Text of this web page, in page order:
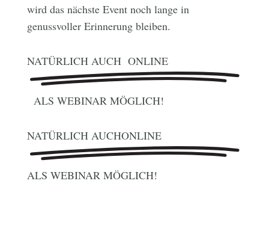
wird das nächste Event noch lange in
genussvoller Erinnerung bleiben.
NATÜRLICH AUCH ONLINE
ALS WEBINAR MÖGLICH!
NATÜRLICH AUCHONLINE
ALS WEBINAR MÖGLICH!